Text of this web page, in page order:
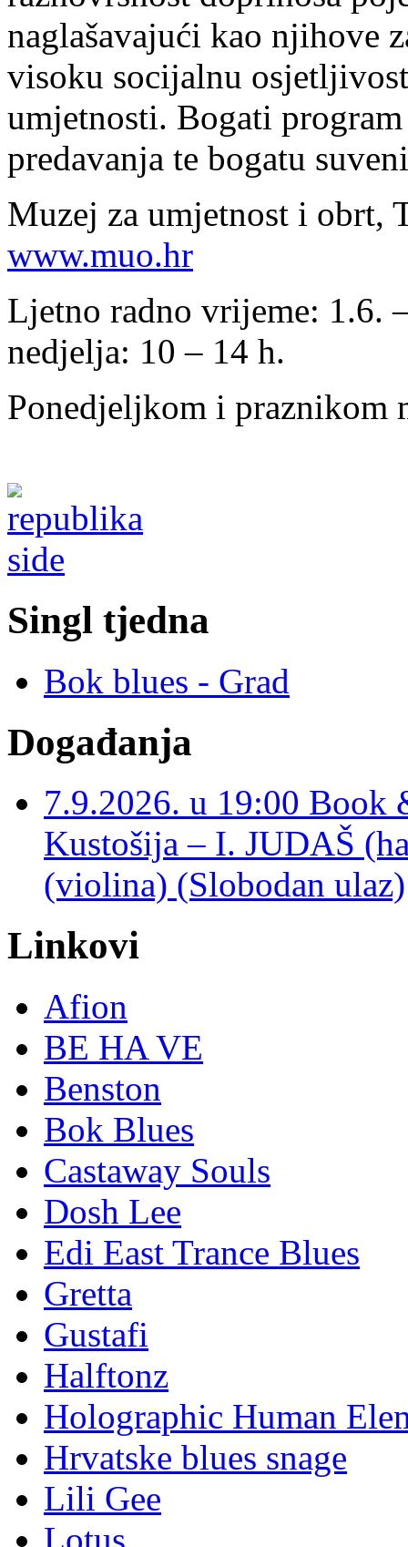
naglašavajući kao njihove
visoku socijalnu
umjetnosti. Bogati
predavanja te bogatu
Muzej za umjetnost i obrt,
www.muo.hr
Ljetno radno vrijeme: 1.6.
nedjelja: 10 – 14 h.
Ponedjeljkom i praznikom
Singl tjedna
Bok blues - Grad
Događanja
7.9.2026. u 19:00 Book
Kustošija – I. JUDAŠ
(violina) (Slobodan ulaz)
Linkovi
Afion
BE HA VE
Benston
Bok Blues
Castaway Souls
Dosh Lee
Edi East Trance Blues
Gretta
Gustafi
Halftonz
Holographic Human
Hrvatske blues snage
Lili Gee